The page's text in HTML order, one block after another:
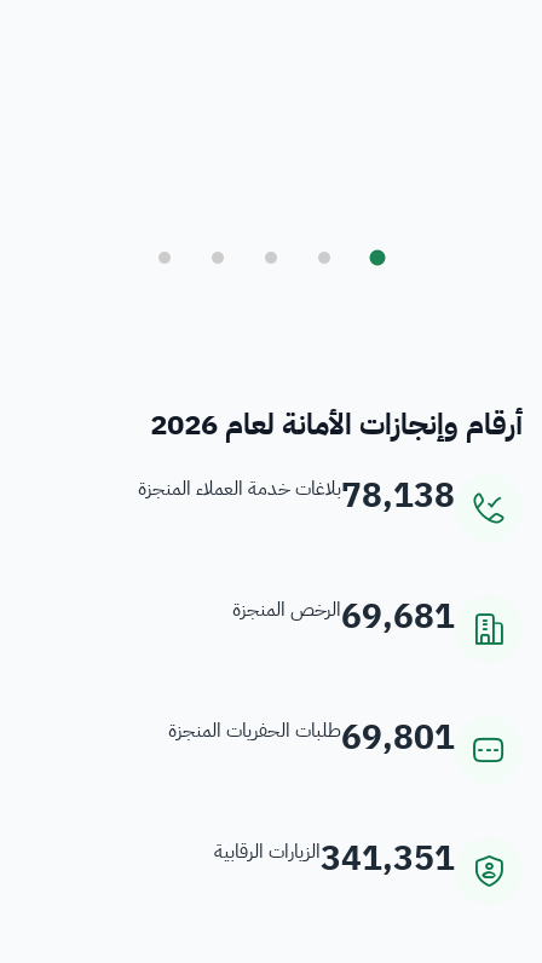
أرقام وإنجازات الأمانة لعام 2026
78,138بلاغات خدمة العملاء المنجزة
69,681الرخص المنجزة
69,801طلبات الحفريات المنجزة
341,351الزيارات الرقابية